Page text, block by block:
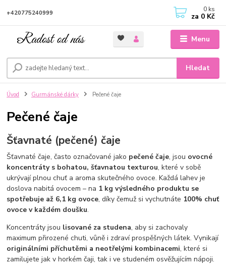
Menu
Hledat
+420775240999 0 ks
za 0 Kč
Úvod Gurmánské dárky Pečené čaje
Pečené čaje
Šťavnaté (pečené) čaje
Šťavnaté čaje, často označované jako pečené čaje, jsou ovocné
koncentráty s bohatou, šťavnatou texturou, které v sobě
ukrývají plnou chuť a aroma skutečného ovoce. Každá lahev je
doslova nabitá ovocem – na 1 kg výsledného produktu se
spotřebuje až 6,1 kg ovoce, díky čemuž si vychutnáte 100% chuť
ovoce v každém doušku.
Koncentráty jsou lisované za studena, aby si zachovaly
maximum přirozené chuti, vůně i zdraví prospěšných látek. Vynikají
originálními příchutěmi a neotřelými kombinacemi, které si
zamilujete jak v horkém čaji, tak i ve studeném osvěžujícím nápoji.